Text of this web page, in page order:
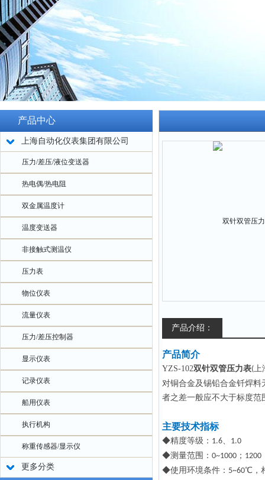
产品中心
上海自动化仪表集团有限公司
压力/差压/液位变送器
热电偶/热电阻
双金属温度计
温度变送器
非接触式测温仪
压力表
物位仪表
流量仪表
压力/差压控制器
显示仪表
记录仪表
船用仪表
执行机构
称重传感器/显示仪
更多分类
产品介绍：
产品简介
YZS-102双针双管压力表(上
对铜合金及锡铅合金钎焊
者之差一般应不大于标度范
主要技术指标
◆精度等级： 1.6、 1.0
◆测量范围： 0~1000 ； 1200
◆使用环境条件： 5~60℃，